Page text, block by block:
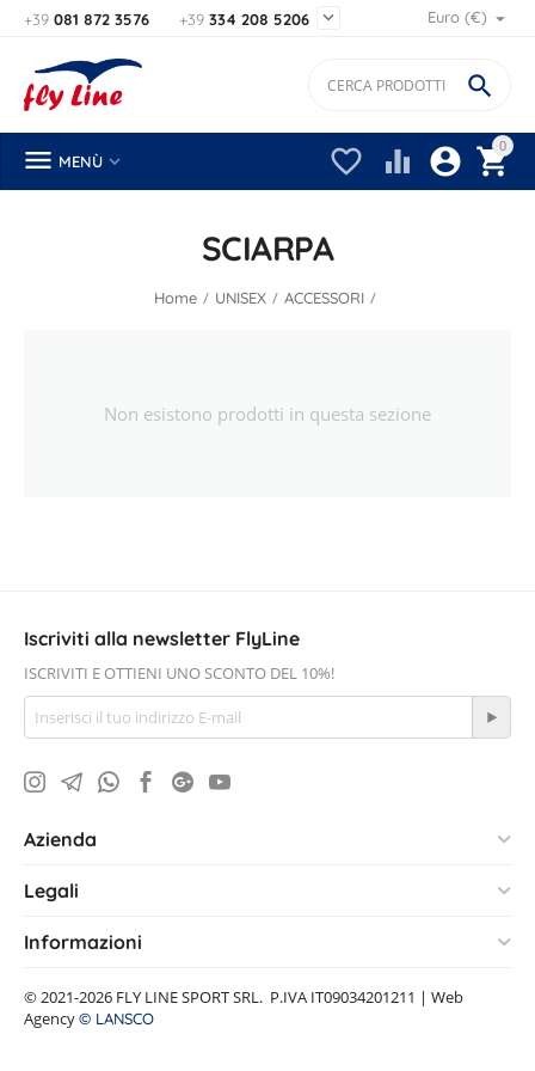
Euro (€)
+39 334 208 5206
+39 081 872 3576 
0


 

 MENÙ 
SCIARPA
Home / UNISEX / ACCESSORI /
Non esistono prodotti in questa sezione
Iscriviti alla newsletter FlyLine
ISCRIVITI E OTTIENI UNO SCONTO DEL 10%!
Azienda
Legali
Informazioni
© 2021-2026 FLY LINE SPORT SRL. P.IVA IT09034201211 | Web
Agency© LANSCO